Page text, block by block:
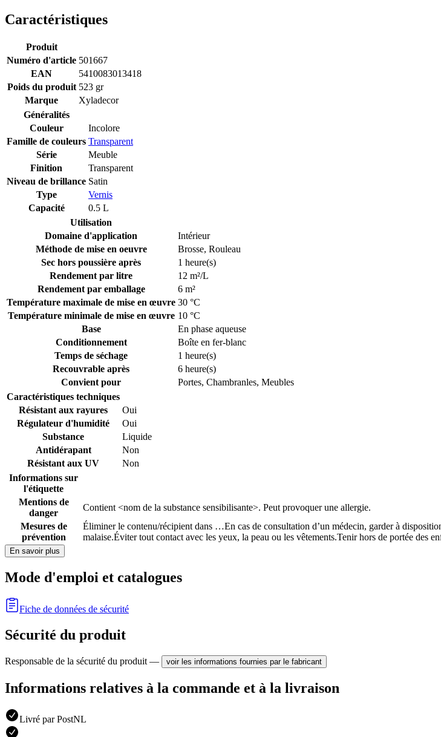
Caractéristiques
Produit
Numéro d'article 501667
EAN
5410083013418
Poids du produit 523 gr
Marque
Xyladecor
Généralités
Couleur
Incolore
Famille de couleurs Transparent
Série
Meuble
Finition
Transparent
Niveau de brillance Satin
Type
Vernis
Capacité
0.5 L
Utilisation
Domaine d'application
Intérieur
Méthode de mise en oeuvre
Brosse, Rouleau
Sec hors poussière après
1 heure(s)
Rendement par litre
12 m²/L
Rendement par emballage
6 m²
Température maximale de mise en œuvre 30 °C
Température minimale de mise en œuvre 10 °C
Base
En phase aqueuse
Conditionnement
Boîte en fer-blanc
Temps de séchage
1 heure(s)
Recouvrable après
6 heure(s)
Convient pour
Portes, Chambranles, Meubles
Caractéristiques techniques
Résistant aux rayures
Oui
Régulateur d'humidité
Oui
Substance
Liquide
Antidérapant
Non
Résistant aux UV
Non
Informations sur
l'étiquette
Mentions de
danger
Contient <nom de la substance sensibilisante>. Peut provoquer une allergie.
Mesures de
prévention
Éliminer le contenu/récipient dans …En cas de consultation d’un médecin, garder à
malaise.Éviter tout contact avec les yeux, la peau ou les vêtements.Tenir hors de portée des
En savoir plus
Mode d'emploi et catalogues
Fiche de données de sécurité
Sécurité du produit
Responsable de la sécurité du produit — voir les informations fournies par le fabricant
Informations relatives à la commande et à la livraison
Livré par PostNL